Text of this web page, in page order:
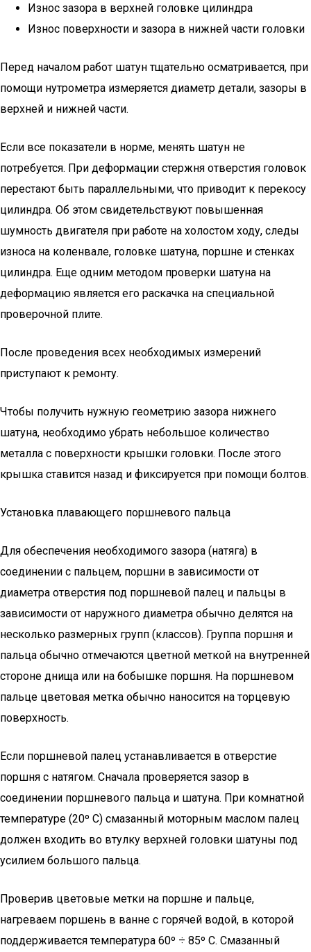
Износ зазора в верхней головке цилиндра
Износ поверхности и зазора в нижней части головки
Перед началом работ шатун тщательно осматривается, при
помощи нутрометра измеряется диаметр детали, зазоры в
верхней и нижней части.
Если все показатели в норме, менять шатун не
потребуется. При деформации стержня отверстия головок
перестают быть параллельными, что приводит к перекосу
цилиндра. Об этом свидетельствуют повышенная
шумность двигателя при работе на холостом ходу, следы
износа на коленвале, головке шатуна, поршне и стенках
цилиндра. Еще одним методом проверки шатуна на
деформацию является его раскачка на специальной
проверочной плите.
После проведения всех необходимых измерений
приступают к ремонту.
Чтобы получить нужную геометрию зазора нижнего
шатуна, необходимо убрать небольшое количество
металла с поверхности крышки головки. После этого
крышка ставится назад и фиксируется при помощи болтов.
Установка плавающего поршневого пальца
Для обеспечения необходимого зазора (натяга) в
соединении с пальцем, поршни в зависимости от
диаметра отверстия под поршневой палец и пальцы в
зависимости от наружного диаметра обычно делятся на
несколько размерных групп (классов). Группа поршня и
пальца обычно отмечаются цветной меткой на внутренней
стороне днища или на бобышке поршня. На поршневом
пальце цветовая метка обычно наносится на торцевую
поверхность.
Если поршневой палец устанавливается в отверстие
поршня с натягом. Сначала проверяется зазор в
соединении поршневого пальца и шатуна. При комнатной
температуре (20º С) смазанный моторным маслом палец
должен входить во втулку верхней головки шатуны под
усилием большого пальца.
Проверив цветовые метки на поршне и пальце,
нагреваем поршень в ванне с горячей водой, в которой
поддерживается температура 60º ÷ 85º С. Смазанный